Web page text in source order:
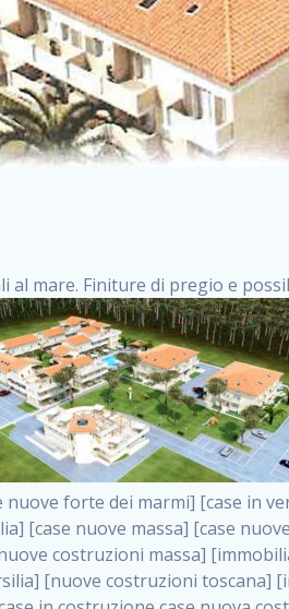
al mare. Finiture di pregio e